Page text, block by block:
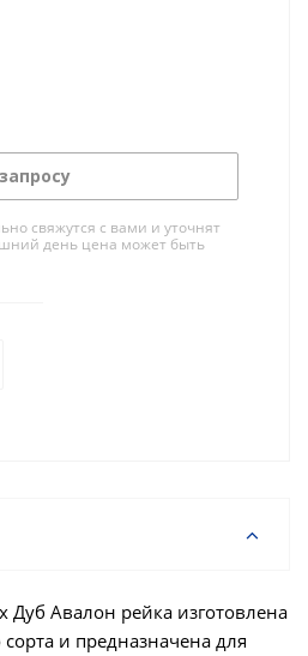
свяжутся с вами и уточнят
день цена может быть
Дуб Авалон рейка изготовлена
и предназначена для